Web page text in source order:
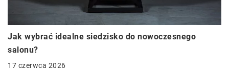
Jak wybrać idealne siedzisko do nowoczesnego
salonu?
17 czerwca 2026